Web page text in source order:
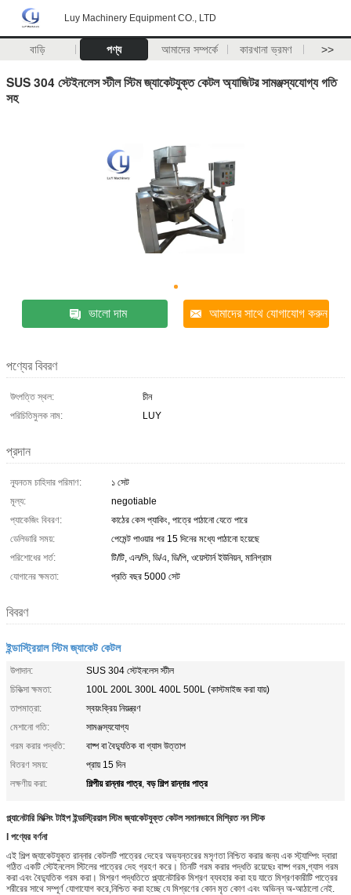
Luy Machinery Equipment CO., LTD
বাড়ি পণ্য আমাদের সম্পর্কে কারখানা ভ্রমণ >>
SUS 304 স্টেইনলেস স্টীল স্টিম জ্যাকেটযুক্ত কেটল অ্যাজিটর সামঞ্জস্যযোগ্য গতি
সহ
ভালো দাম আমাদের সাথে যোগাযোগ করুন
পণ্যের বিবরণ
উৎপত্তি স্থল:
চীন
পরিচিতিমুলক নাম:
LUY
প্রদান
ন্যূনতম চাহিদার পরিমাণ:
১ সেট
মূল্য:
negotiable
প্যাকেজিং বিবরণ:
কাঠের কেস প্যাকিং, পাত্রে পাঠানো যেতে পারে
ডেলিভারি সময়:
পেমেন্ট পাওয়ার পর 15 দিনের মধ্যে পাঠানো হয়েছে
পরিশোধের শর্ত:
টি/টি, এল/সি, ডি/এ, ডি/পি, ওয়েস্টার্ন ইউনিয়ন, মানিগ্রাম
যোগানের ক্ষমতা:
প্রতি বছর 5000 সেট
বিবরণ
ইন্ডাস্ট্রিয়াল স্টিম জ্যাকেট কেটল
উপাদান:
SUS 304 স্টেইনলেস স্টীল
চিকিত্সা ক্ষমতা:
100L 200L 300L 400L 500L (কাস্টমাইজ করা যায়)
তাপমাত্রা:
স্বয়ংক্রিয় নিয়ন্ত্রণ
মেশানো গতি:
সামঞ্জস্যযোগ্য
গরম করার পদ্ধতি:
বাষ্প বা বৈদ্যুতিক বা গ্যাস উত্তাপ
বিতরণ সময়:
প্রায় 15 দিন
লক্ষণীয় করা:
শিল্পীয় রান্নার পাত্র, বড় শিল্প রান্নার পাত্র
প্ল্যানেটারি মিক্সিং টাইপ ইন্ডাস্ট্রিয়াল স্টিম জ্যাকেটযুক্ত কেটল সমানভাবে মিশ্রিত নন স্টিক
I পণ্যের বর্ণনা
এই শিল্প জ্যাকেটযুক্ত রান্নার কেটলটি পাত্রের দেহের অভ্যন্তরের মসৃণতা নিশ্চিত করার জন্য এক স্ট্যাম্পিং দ্বারা
গঠিত একটি স্টেইনলেস স্টিলের পাত্রের দেহ গ্রহণ করে। তিনটি গরম করার পদ্ধতি রয়েছেঃ বাষ্প গরম,গ্যাস গরম
করা এবং বৈদ্যুতিক গরম করা। মিশ্রণ পদ্ধতিতে প্ল্যানেটারিক মিশ্রণ ব্যবহার করা হয় যাতে মিশ্রণকারীটি পাত্রের
শরীরের সাথে সম্পূর্ণ যোগাযোগ করে,নিশ্চিত করা হচ্ছে যে মিশ্রণের কোন মৃত কোণ এবং অভিন্ন অ-আঠালো নেই.